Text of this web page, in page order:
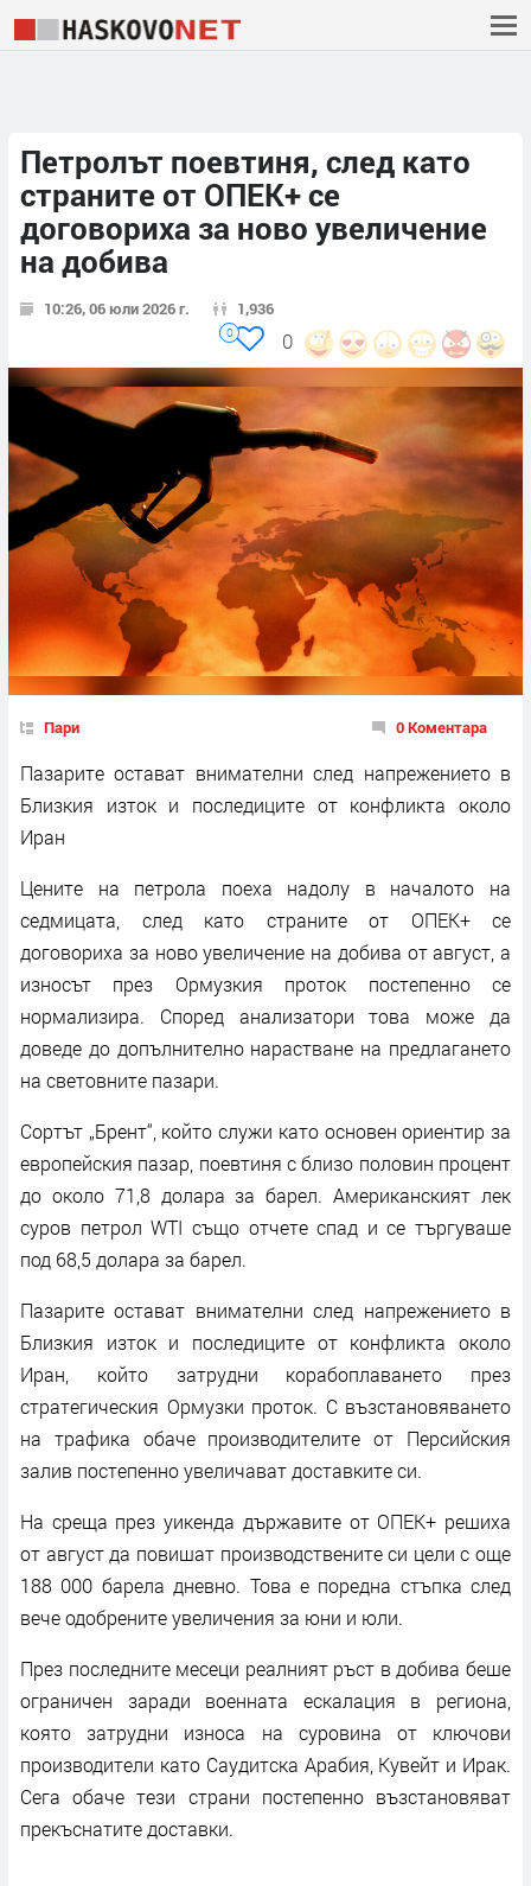
Петролът поевтиня, след като
страните от ОПЕК+ се
договориха за ново увеличение
на добива
10:26, 06 юли 2026 г. 1,936
0
0
Пари 0 Коментара
Пазарите остават внимателни след напрежението в
Близкия изток и последиците от конфликта около
Иран
Цените на петрола поеха надолу в началото на
седмицата, след като страните от ОПЕК+ се
договориха за ново увеличение на добива от август, а
износът през Ормузкия проток постепенно се
нормализира. Според анализатори това може да
доведе до допълнително нарастване на предлагането
на световните пазари.
Сортът „Брент“, който служи като основен ориентир за
европейския пазар, поевтиня с близо половин процент
до около 71,8 долара за барел. Американският лек
суров петрол WTI също отчете спад и се търгуваше
под 68,5 долара за барел.
Пазарите остават внимателни след напрежението в
Близкия изток и последиците от конфликта около
Иран, който затрудни корабоплаването през
стратегическия Ормузки проток. С възстановяването
на трафика обаче производителите от Персийския
залив постепенно увеличават доставките си.
На среща през уикенда държавите от ОПЕК+ решиха
от август да повишат производствените си цели с още
188 000 барела дневно. Това е поредна стъпка след
вече одобрените увеличения за юни и юли.
През последните месеци реалният ръст в добива беше
ограничен заради военната ескалация в региона,
която затрудни износа на суровина от ключови
производители като Саудитска Арабия, Кувейт и Ирак.
Сега обаче тези страни постепенно възстановяват
прекъснатите доставки.